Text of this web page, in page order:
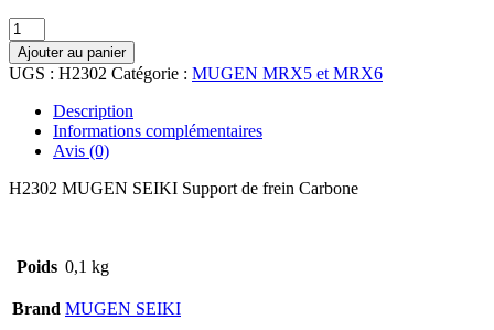
quantité
de
H2302
MUGEN
SEIKI
Support
Carbone
Ajouter au panier
UGS : H2302 Catégorie : MUGEN MRX5 et MRX6
Description
Informations complémentaires
Avis (0)
H2302 MUGEN SEIKI Support de frein Carbone
Poids 0,1 kg
Brand MUGEN SEIKI